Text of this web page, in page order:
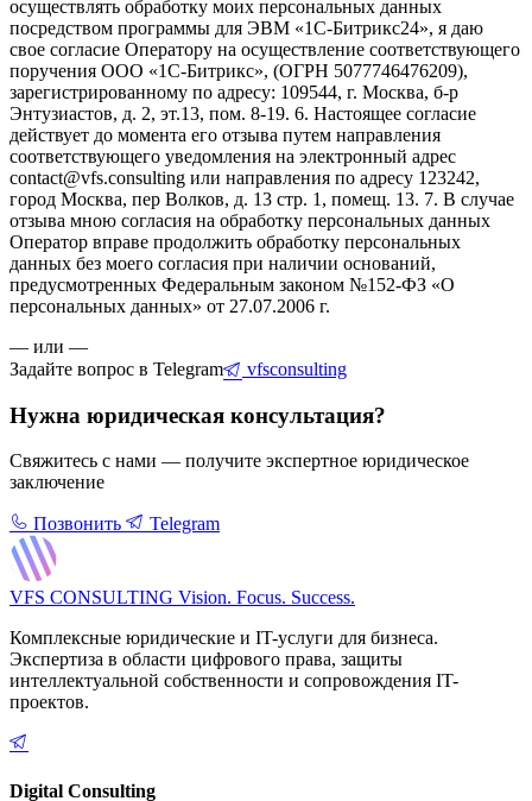
осуществлять обработку моих персональных данных
посредством программы для ЭВМ «1С-Битрикс24», я даю
свое согласие Оператору на осуществление соответствующего
поручения ООО «1С-Битрикс», (ОГРН 5077746476209),
зарегистрированному по адресу: 109544, г. Москва, б-р
Энтузиастов, д. 2, эт.13, пом. 8-19. 6. Настоящее согласие
действует до момента его отзыва путем направления
соответствующего уведомления на электронный адрес
contact@vfs.consulting или направления по адресу 123242,
город Москва, пер Волков, д. 13 стр. 1, помещ. 13. 7. В случае
отзыва мною согласия на обработку персональных данных
Оператор вправе продолжить обработку персональных
данных без моего согласия при наличии оснований,
предусмотренных Федеральным законом №152-ФЗ «О
персональных данных» от 27.07.2006 г.
— или —
Задайте вопрос в Telegram
vfsconsulting
Нужна юридическая консультация?
Свяжитесь с нами — получите экспертное юридическое
заключение
Позвонить Telegram
VFS CONSULTING Vision. Focus. Success.
Комплексные юридические и IT-услуги для бизнеса.
Экспертиза в области цифрового права, защиты
интеллектуальной собственности и сопровождения IT-
проектов.
Digital Consulting